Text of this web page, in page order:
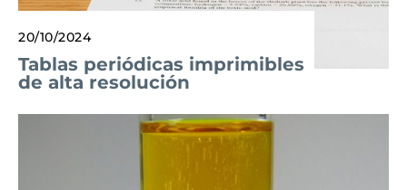
20/10/2024
Tablas periódicas imprimibles
de alta resolución